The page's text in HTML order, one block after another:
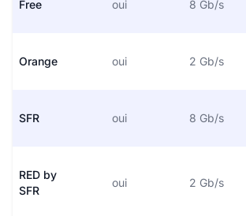
Free oui 8 Gb/s
Orange oui 2 Gb/s
SFR oui 8 Gb/s
RED by
SFR
oui 2 Gb/s